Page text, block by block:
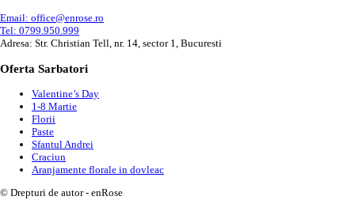
Email: office@enrose.ro
Tel: 0799.950.999
Adresa: Str. Christian Tell, nr. 14, sector 1, Bucuresti
Oferta Sarbatori
Valentine’s Day
1-8 Martie
Florii
Paste
Sfantul Andrei
Craciun
Aranjamente florale in dovleac
© Drepturi de autor - enRose